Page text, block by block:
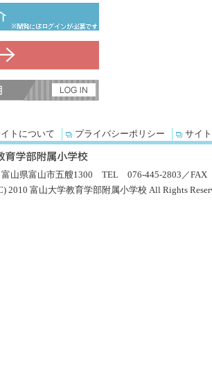
トについて プライバシーポリシー サイ
富山県富山市五艘1300 TEL 076-445-2803／
2010 富山大学教育学部附属小学校 All Rights